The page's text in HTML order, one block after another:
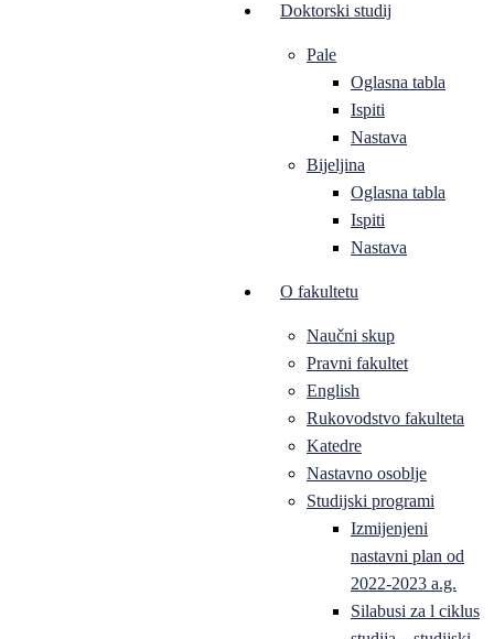
Doktorski studij
Pale
Oglasna tabla
Ispiti
Nastava
Bijeljina
Oglasna tabla
Ispiti
Nastava
O fakultetu
Naučni skup
Pravni fakultet
English
Rukovodstvo fakulteta
Katedre
Nastavno osoblje
Studijski programi
Izmijenjeni
nastavni plan od
2022-2023 a.g.
Silabusi za l ciklus